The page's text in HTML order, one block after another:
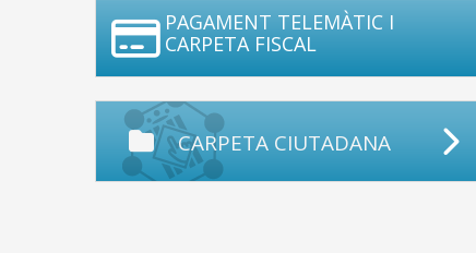
PAGAMENT TELEMÀTIC I
CARPETA FISCAL
CARPETA CIUTADANA